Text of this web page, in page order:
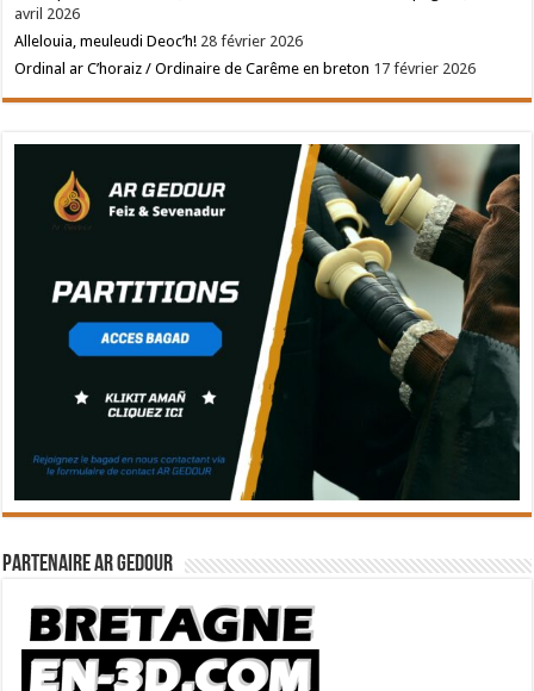
avril 2026
Allelouia, meuleudi Deoc’h! 28 février 2026
Ordinal ar C’horaiz / Ordinaire de Carême en breton 17 février 2026
Partenaire Ar Gedour